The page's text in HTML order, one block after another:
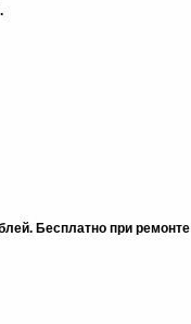
Бесплатно при ремонте